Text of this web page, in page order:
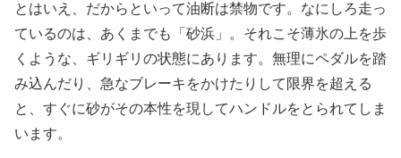
とはいえ、だからといって油断は禁物です。なにしろ走っ
ているのは、あくまでも「砂浜」。それこそ薄氷の上を歩
くような、ギリギリの状態にあります。無理にペダルを踏
み込んだり、急なブレーキをかけたりして限界を超える
と、すぐに砂がその本性を現してハンドルをとられてしま
います。